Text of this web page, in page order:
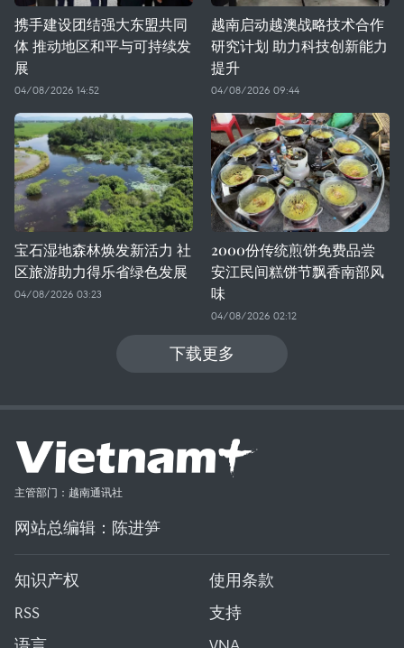
携手建设团结强大东盟共同
体 推动地区和平与可持续发
展
04/08/2026 14:52
越南启动越澳战略技术合作
研究计划 助力科技创新能力
提升
04/08/2026 09:44
宝石湿地森林焕发新活力 社
区旅游助力得乐省绿色发展
04/08/2026 03:23
2000份传统煎饼免费品尝
安江民间糕饼节飘香南部风
味
04/08/2026 02:12
下载更多
主管部门：越南通讯社
网站总编辑：陈进笋
知识产权
使用条款
RSS
支持